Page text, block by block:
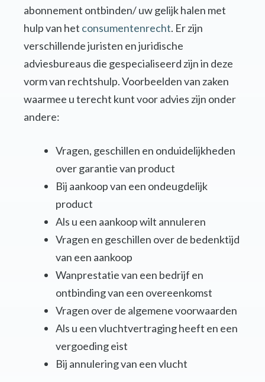
abonnement ontbinden/ uw gelijk halen met
hulp van het consumentenrecht. Er zijn
verschillende juristen en juridische
adviesbureaus die gespecialiseerd zijn in deze
vorm van rechtshulp. Voorbeelden van zaken
waarmee u terecht kunt voor advies zijn onder
andere:
Vragen, geschillen en onduidelijkheden
over garantie van product
Bij aankoop van een ondeugdelijk
product
Als u een aankoop wilt annuleren
Vragen en geschillen over de bedenktijd
van een aankoop
Wanprestatie van een bedrijf en
ontbinding van een overeenkomst
Vragen over de algemene voorwaarden
Als u een vluchtvertraging heeft en een
vergoeding eist
Bij annulering van een vlucht